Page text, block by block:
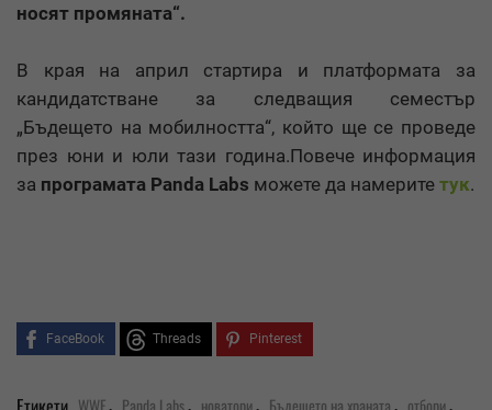
носят промяната“.
В края на април стартира и платформата за
кандидатстване за следващия семестър
„Бъдещето на мобилността“, който ще се проведе
през юни и юли тази година.Повече информация
за програмата Panda Labs можете да намерите тук.
FaceBook Threads Pinterest
WWF, Panda Labs, новатори, Бъдещето на храната, отбори,